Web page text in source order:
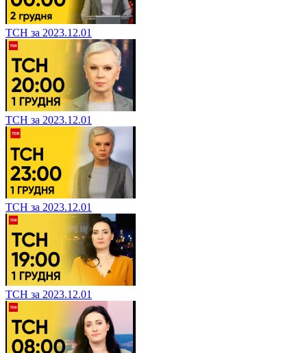
ТСН за 2023.12.01
ТСН за 2023.12.01
ТСН за 2023.12.01
ТСН за 2023.12.01